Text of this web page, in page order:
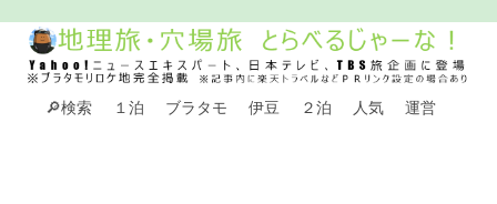
🔎検索 １泊 ブラタモ 伊豆 ２泊 人気 運営